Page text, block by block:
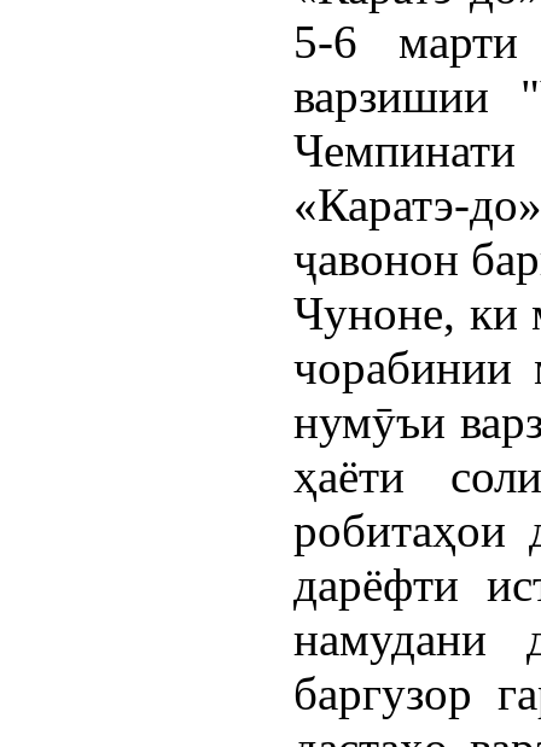
5-6
варзишии
«Каратэ-
ҷавонон
Чуноне, ки
чорабинии
нумӯъи
ҳаёти
робитаҳои
дарёфти
намудани
баргузор